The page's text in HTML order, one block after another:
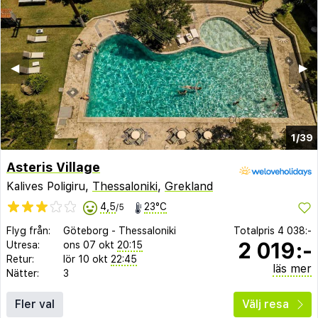
1/39
▶︎
◀︎
Asteris Village
Kalives Poligiru, Thessaloniki, Grekland
4,5/5 23°C
Flyg från: Göteborg - Thessaloniki
Utresa:
ons 07 okt 20:15
Retur:
lör 10 okt 22:45
Nätter:
3
Totalpris 4 038:-
2 019:-
läs mer
Fler val Välj resa